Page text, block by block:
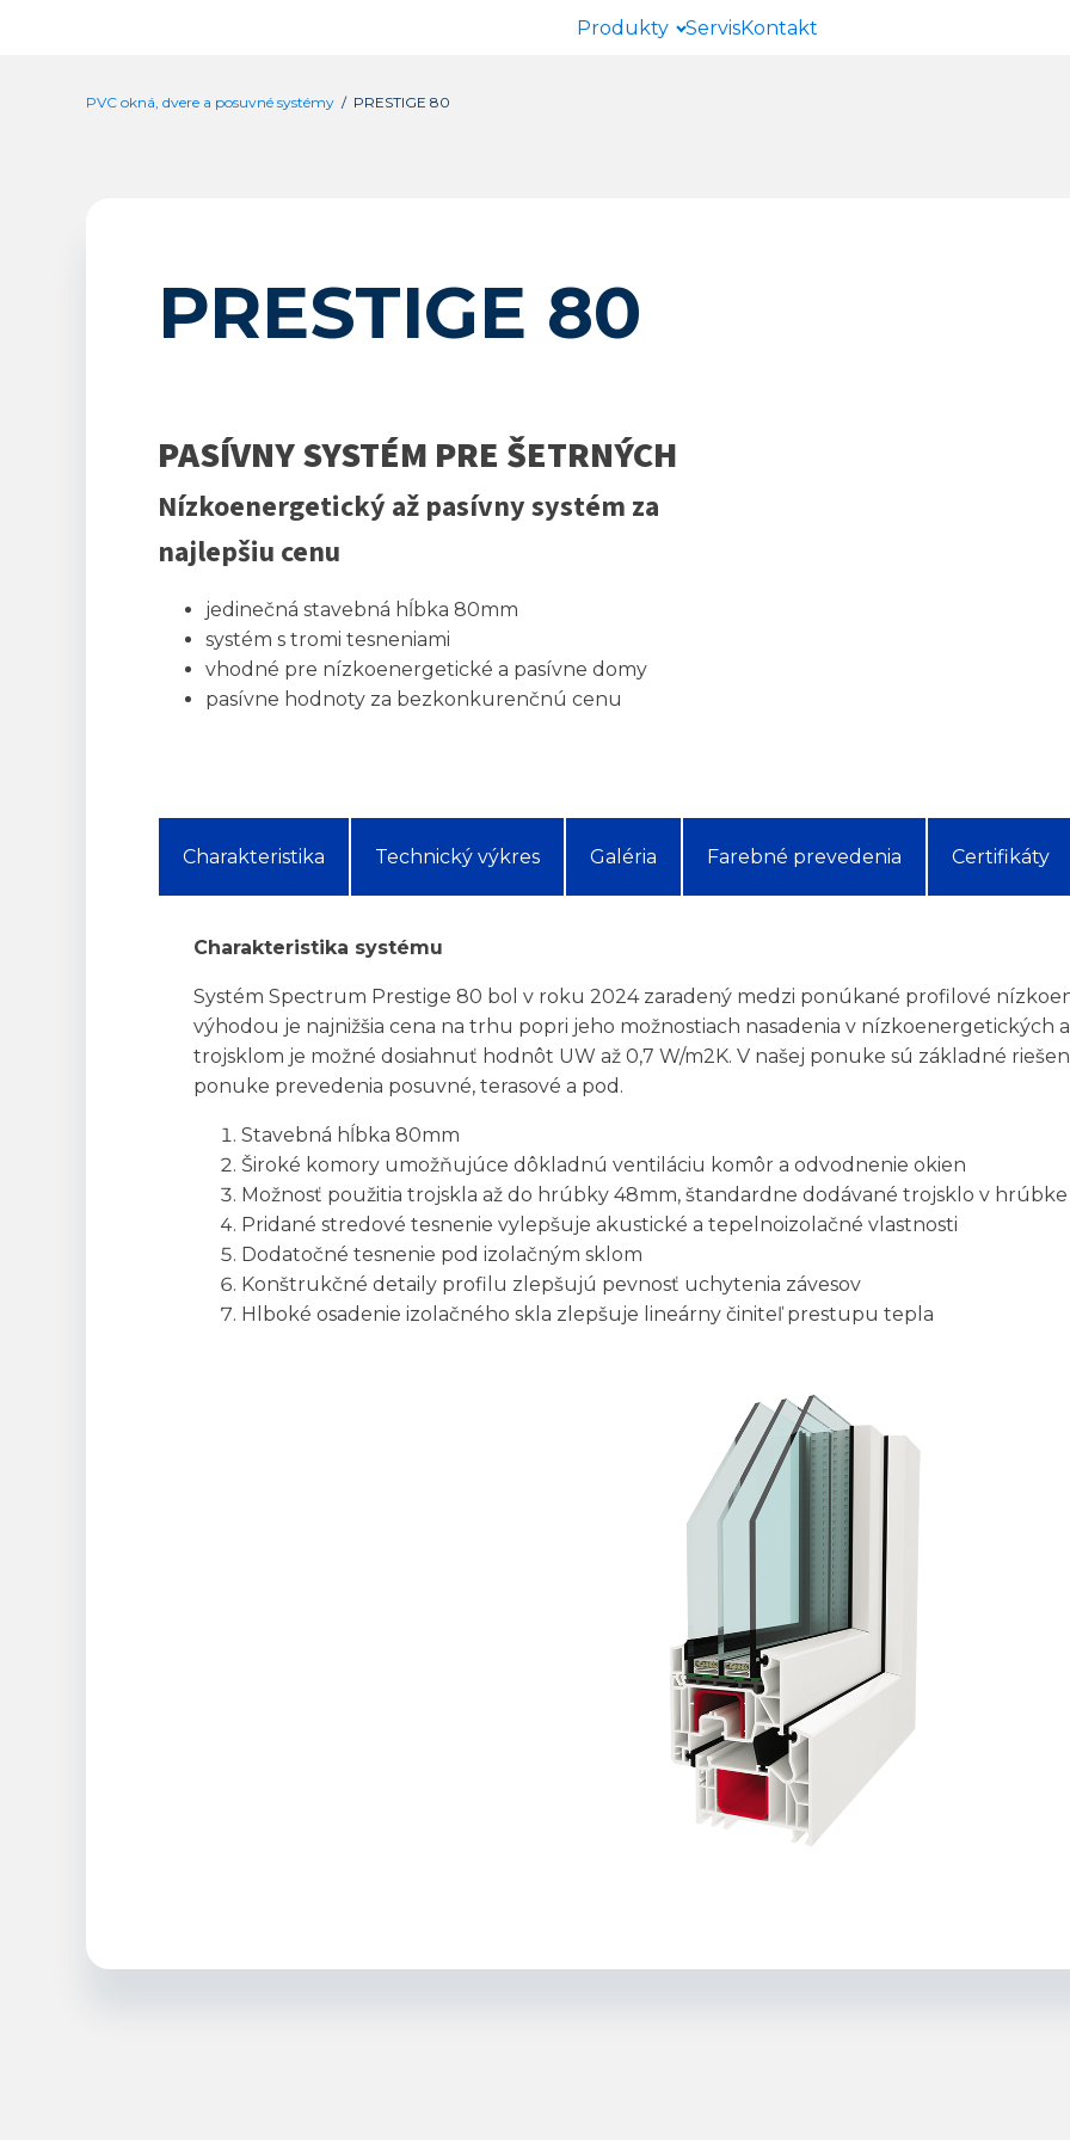
Produkty ServisKontakt
PVC okná, dvere a posuvné systémy / PRESTIGE 80
PRESTIGE 80
PASÍVNY SYSTÉM PRE ŠETRNÝCH
Nízkoenergetický až pasívny systém za
najlepšiu cenu
jedinečná stavebná hĺbka 80mm
systém s tromi tesneniami
vhodné pre nízkoenergetické a pasívne domy
pasívne hodnoty za bezkonkurenčnú cenu
Charakteristika Technický výkres Galéria Farebné prevedenia Certifikáty
Charakteristika systému
Systém Spectrum Prestige 80 bol v roku 2024 zaradený medzi ponúkané profilové
výhodou je najnižšia cena na trhu popri jeho možnostiach nasadenia v nízkoenergetických
trojsklom je možné dosiahnuť hodnôt UW až 0,7 W/m2K. V našej ponuke sú základné
ponuke prevedenia posuvné, terasové a pod.
Stavebná hĺbka 80mm
Široké komory umožňujúce dôkladnú ventiláciu komôr a odvodnenie okien
Možnosť použitia trojskla až do hrúbky 48mm, štandardne dodávané trojsklo v
Pridané stredové tesnenie vylepšuje akustické a tepelnoizolačné vlastnosti
Dodatočné tesnenie pod izolačným sklom
Konštrukčné detaily profilu zlepšujú pevnosť uchytenia závesov
Hlboké osadenie izolačného skla zlepšuje lineárny činiteľ prestupu tepla